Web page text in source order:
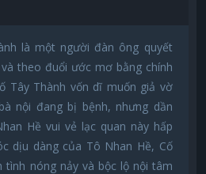
là một người đàn ông quyết
theo đuổi ước mơ bằng chính
Tây Thành vốn dĩ muốn giả vờ
nội đang bị bệnh, nhưng dần
Hề vui vẻ lạc quan này hấp
dịu dàng của Tô Nhan Hề, Cố
tình nóng nảy và bộc lộ nội tâm